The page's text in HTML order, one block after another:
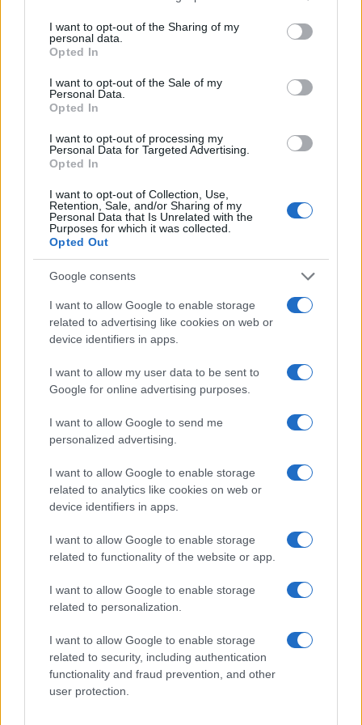
not limited to your visit or usage behaviour. You may click to
grant or deny consent to Google and its third-party tags to
use your data for below specified purposes in below Google
consent section.
I want to opt-out of the Sharing of my
personal data.
Opted In
I want to opt-out of the Sale of my
Personal Data.
Opted In
I want to opt-out of processing my
Personal Data for Targeted Advertising.
Opted In
I want to opt-out of Collection, Use,
Retention, Sale, and/or Sharing of my
Personal Data that Is Unrelated with the
Purposes for which it was collected.
Opted Out
Google consents
I want to allow Google to enable storage
related to advertising like cookies on web or
device identifiers in apps.
I want to allow my user data to be sent to
Google for online advertising purposes.
I want to allow Google to send me
personalized advertising.
I want to allow Google to enable storage
related to analytics like cookies on web or
device identifiers in apps.
I want to allow Google to enable storage
related to functionality of the website or app.
I want to allow Google to enable storage
related to personalization.
I want to allow Google to enable storage
related to security, including authentication
functionality and fraud prevention, and other
user protection.
Olbia perde un pezzo della sua storia, addio a
Paolo Meloni
L’ultimo viaggio di Salvatorica, il lutto colpisce
San Teodoro: aveva 76 anni
madre di 59 anni
Addio ad Andrea Frisciata, Arzachena si unisce
Palmira Lisai, l’eredità di un cuore generoso:
Budoni si prepara per l’ultimo saluto
L’ultimo viaggio di Giovanni Maria, il lutto
Vuoi rimanere sempre aggiornato?
Iscriviti alla newsletter di Gallura Oggi e ricevi le nostre
email periodiche contenenti le ultime notizie pubblicate
sul sito web!